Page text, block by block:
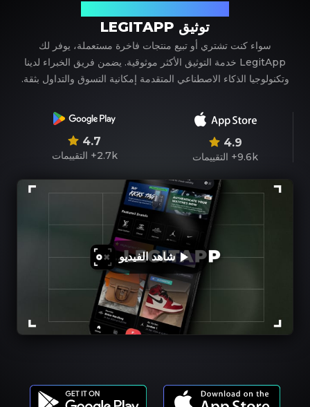
توثيق LEGITAPP
سواء كنت تشتري أو تبيع منتجات فاخرة مستعملة، يوفر لك
LegitApp خدمة التوثيق الأكثر موثوقية. يضمن فريق الخبراء لدينا
وتكنولوجيا الذكاء الاصطناعي المتقدمة إمكانية التسوق والتداول بثقة.
4.9
9.6k+ التقييمات
4.7
2.7k+ التقييمات
شاهد الفيديو